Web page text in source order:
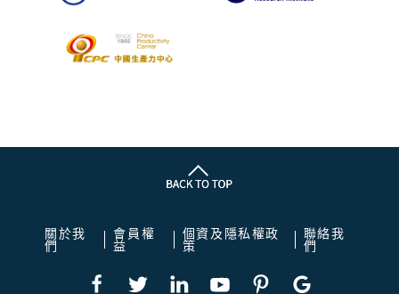
關於我
們
會員權
益
個資及隱私權政
策
聯絡我
們